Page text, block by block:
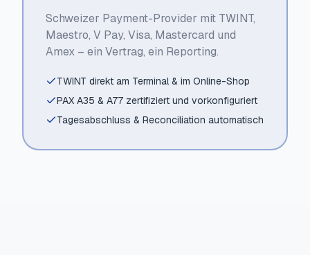
Schweizer Payment-Provider mit TWINT,
Maestro, V Pay, Visa, Mastercard und
Amex – ein Vertrag, ein Reporting.
TWINT direkt am Terminal & im Online-Shop
PAX A35 & A77 zertifiziert und vorkonfiguriert
Tagesabschluss & Reconciliation automatisch